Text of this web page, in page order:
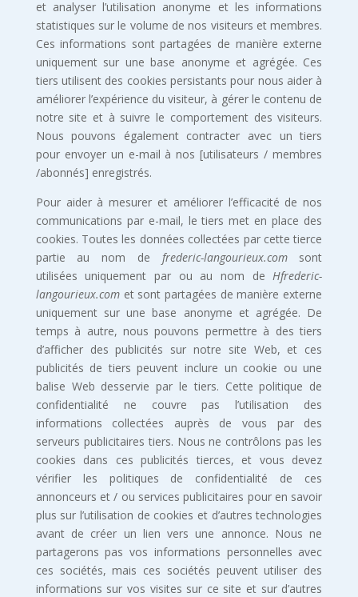
et analyser l’utilisation anonyme et les informations
statistiques sur le volume de nos visiteurs et membres.
Ces informations sont partagées de manière externe
uniquement sur une base anonyme et agrégée. Ces
tiers utilisent des cookies persistants pour nous aider à
améliorer l’expérience du visiteur, à gérer le contenu de
notre site et à suivre le comportement des visiteurs.
Nous pouvons également contracter avec un tiers
pour envoyer un e-mail à nos [utilisateurs / membres
/abonnés] enregistrés.
Pour aider à mesurer et améliorer l’efficacité de nos
communications par e-mail, le tiers met en place des
cookies. Toutes les données collectées par cette tierce
partie au nom de frederic-langourieux.com sont
utilisées uniquement par ou au nom deHfrederic-
langourieux.com et sont partagées de manière externe
uniquement sur une base anonyme et agrégée. De
temps à autre, nous pouvons permettre à des tiers
d’afficher des publicités sur notre site Web, et ces
publicités de tiers peuvent inclure un cookie ou une
balise Web desservie par le tiers. Cette politique de
confidentialité ne couvre pas l’utilisation des
informations collectées auprès de vous par des
serveurs publicitaires tiers. Nous ne contrôlons pas les
cookies dans ces publicités tierces, et vous devez
vérifier les politiques de confidentialité de ces
annonceurs et / ou services publicitaires pour en savoir
plus sur l’utilisation de cookies et d’autres technologies
avant de créer un lien vers une annonce. Nous ne
partagerons pas vos informations personnelles avec
ces sociétés, mais ces sociétés peuvent utiliser des
informations sur vos visites sur ce site et sur d’autres